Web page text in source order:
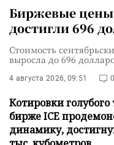
Биржевые цены
достигли 696
Стоимость
выросла до 696
4 августа 2026, 09:51 0
Котировки
бирже ICE
динамику,